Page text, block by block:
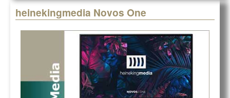
heinekingmedia Novos One